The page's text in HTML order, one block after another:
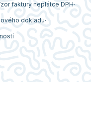
faktury neplátce DPH
dokladu